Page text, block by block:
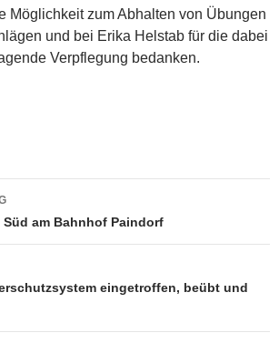
Möglichkeit zum Abhalten von Übungen
und bei Erika Helstab für die dabei
Verpflegung bedanken.
Süd am Bahnhof Paindorf
eingetroffen, beübt und